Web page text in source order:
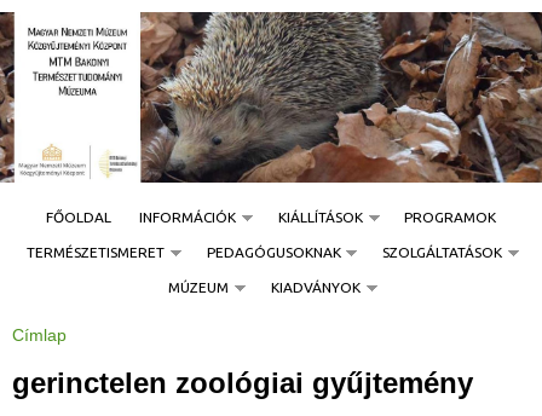
Jump to navigation
FŐOLDAL INFORMÁCIÓK KIÁLLÍTÁSOK PROGRAMOK
TERMÉSZETISMERET PEDAGÓGUSOKNAK SZOLGÁLTATÁSOK
MÚZEUM KIADVÁNYOK
J
l
e
n
Címlap
gerinctelen zoológiai gyűjtemény